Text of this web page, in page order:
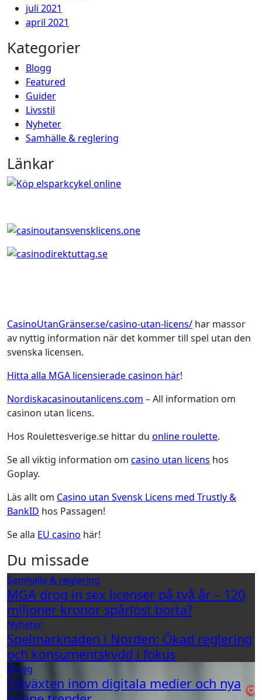
juli 2021
april 2021
Kategorier
Blogg
Featured
Guider
Livsstil
Nyheter
Samhälle & reglering
Länkar
CasinoUtanGränser.se/casino-utan-licens/ har massor
av nyttig information när det kommer till spel utan den
svenska licensen.
Hitta alla MGA licensierade casinon här!
Nordiskacasinoutanlicens.com – All information om
casinon utan licens.
Hos Roulettesverige.se hittar du online roulette.
Se all viktig information om casino utan licens hos
Goplay.
Läs allt om Casino utan Svensk Licens med Trustly &
BankID hos Passagen!
Se alla EU casino här!
Du missade
Samhälle & reglering
MGA drog in sex licenser på två år – 120
miljoner kronor spårlöst borta?
Nyheter
Spelmarknaden i Norden: Ökad reglering
och konsumentskydd i fokus
Blogg
Tillväxten inom digitala medier och nya